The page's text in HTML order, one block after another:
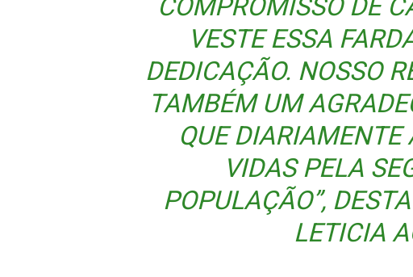
COMPROMISSO DE
VESTE ESSA
DEDICAÇÃO. NOSSO
TAMBÉM UM
QUE DIARIAMENTE
VIDAS PELA
POPULAÇÃO”,
LETICIA